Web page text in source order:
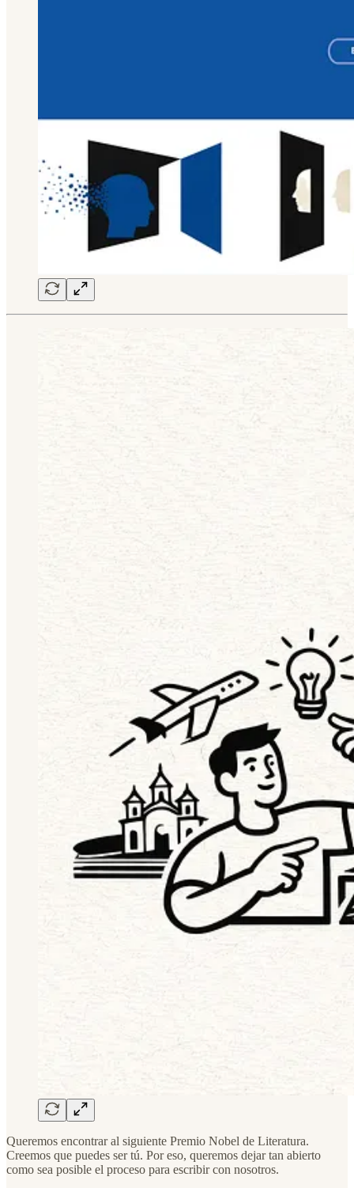
Queremos encontrar al siguiente Premio Nobel de Literatura.
Creemos que puedes ser tú. Por eso, queremos dejar tan abierto
como sea posible el proceso para escribir con nosotros.